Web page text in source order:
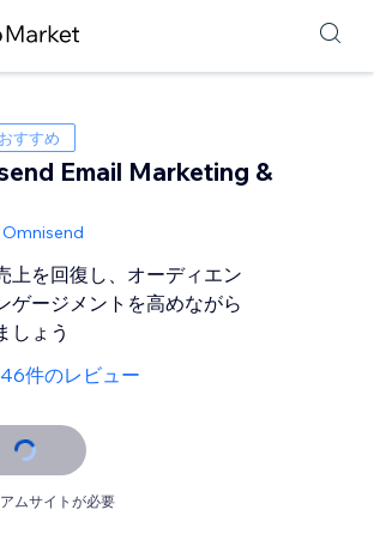
すすめ
Email Marketing &
Omnisend
上を回復し、オーディエン
ゲージメントを高めながら
しょう
件のレビュー
ムサイトが必要